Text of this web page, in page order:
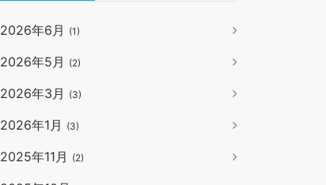
2026年6月 (1)
2026年5月 (2)
2026年3月 (3)
2026年1月 (3)
2025年11月 (2)